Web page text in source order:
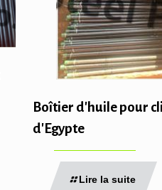
Boîtier d'huile pour
d'Egypte
Lire la suite